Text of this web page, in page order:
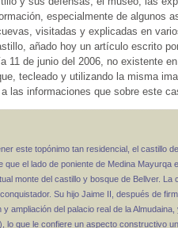
especialmente de algunos
visitadas y explicadas en
añado hoy un artículo escrito
11 de junio del 2006, no existente
tecleado y utilizando la misma
las informaciones que sobre este
este topónimo tan residencial, el castillo
que el lado de poniente de Medina
monte del castillo y bosque de Bellver.
Su hijo Jaime II, después de
y ampliación del palacio real de la
lo que le confiere un aspecto constructivo